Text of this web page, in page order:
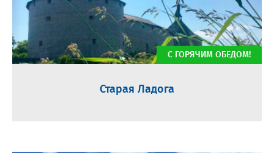
Старая Ладога
С ГОРЯЧИМ ОБЕДОМ!